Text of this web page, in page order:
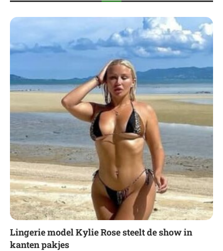
Lingerie model Kylie Rose steelt de show in
kanten pakjes